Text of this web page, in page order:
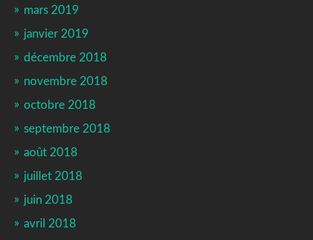
mars 2019
janvier 2019
décembre 2018
novembre 2018
octobre 2018
septembre 2018
août 2018
juillet 2018
juin 2018
avril 2018